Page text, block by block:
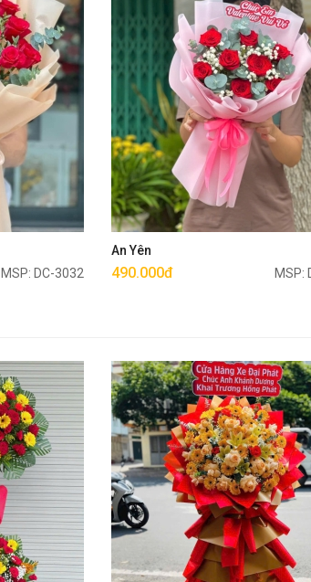
MSP: DC-3032
An Yên
490.000đ MSP:
Mua ngay